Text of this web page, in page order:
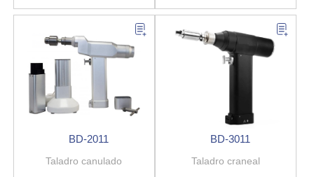
BD-2011
Taladro canulado
BD-3011
Taladro craneal